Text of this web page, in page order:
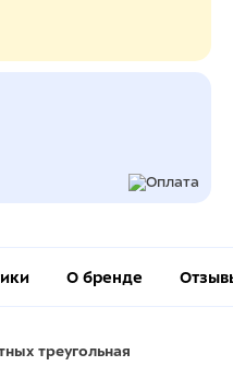
О бренде
треугольная